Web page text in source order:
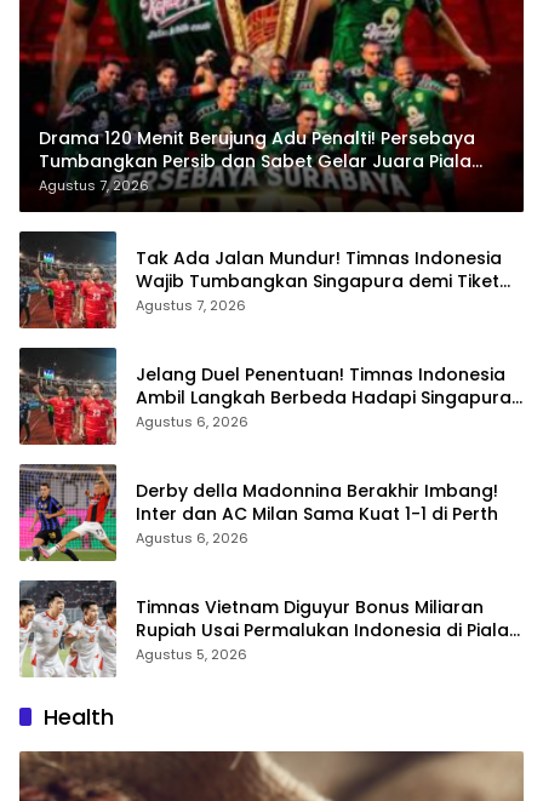
Drama 120 Menit Berujung Adu Penalti! Persebaya
Tumbangkan Persib dan Sabet Gelar Juara Piala
Presiden 2026
Agustus 7, 2026
Tak Ada Jalan Mundur! Timnas Indonesia
Wajib Tumbangkan Singapura demi Tiket
Semifinal Piala AFF 2026
Agustus 7, 2026
Jelang Duel Penentuan! Timnas Indonesia
Ambil Langkah Berbeda Hadapi Singapura
di Piala AFF 2026
Agustus 6, 2026
Derby della Madonnina Berakhir Imbang!
Inter dan AC Milan Sama Kuat 1-1 di Perth
Agustus 6, 2026
Timnas Vietnam Diguyur Bonus Miliaran
Rupiah Usai Permalukan Indonesia di Piala
AFF 2026
Agustus 5, 2026
Health